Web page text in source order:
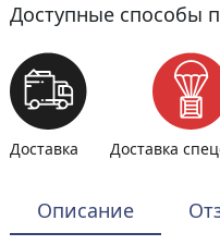
Доступные способы
Доставка Доставка
Описание